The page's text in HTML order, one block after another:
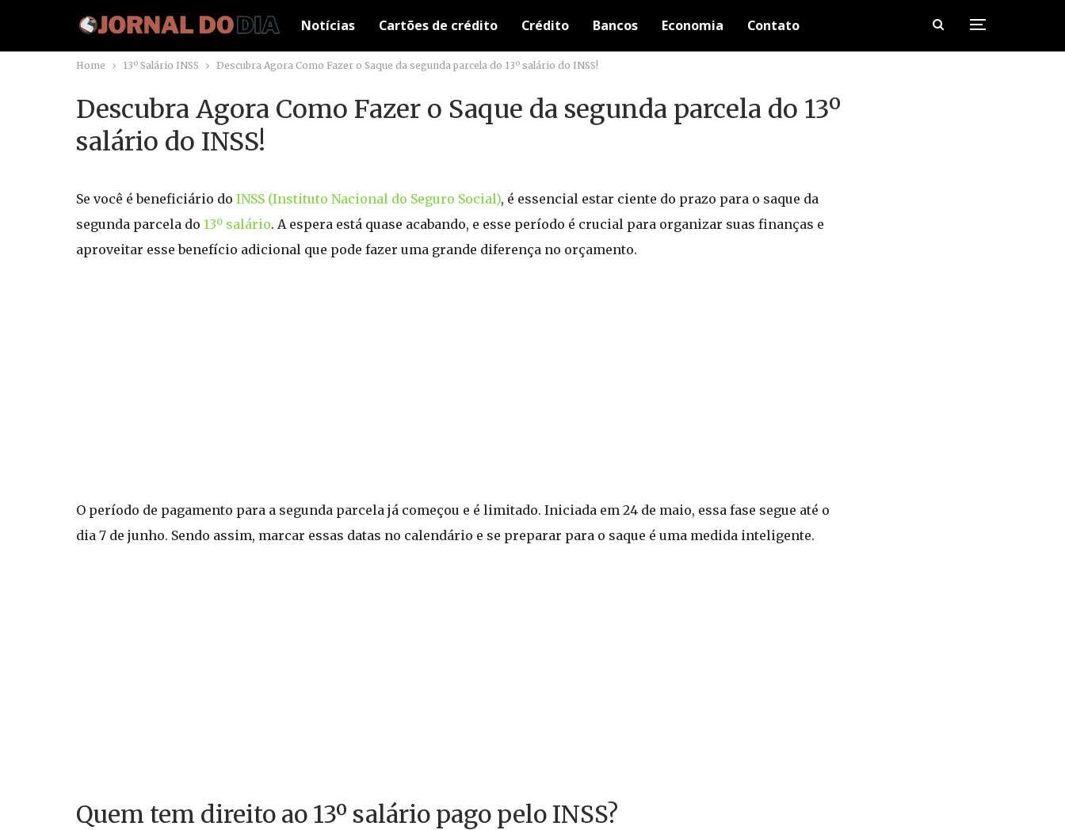
Notícias Cartões de crédito Crédito Bancos Economia Contato
Home 13º Salário INSS Descubra Agora Como Fazer o Saque da segunda parcela do 13º salário do INSS!
Descubra Agora Como Fazer o Saque da segunda parcela do 13º
salário do INSS!
Se você é beneficiário do INSS (Instituto Nacional do Seguro Social), é essencial estar ciente do prazo para o saque da
segunda parcela do 13º salário. A espera está quase acabando, e esse período é crucial para organizar suas finanças e
aproveitar esse benefício adicional que pode fazer uma grande diferença no orçamento.
O período de pagamento para a segunda parcela já começou e é limitado. Iniciada em 24 de maio, essa fase segue até o
dia 7 de junho. Sendo assim, marcar essas datas no calendário e se preparar para o saque é uma medida inteligente.
Quem tem direito ao 13º salário pago pelo INSS?